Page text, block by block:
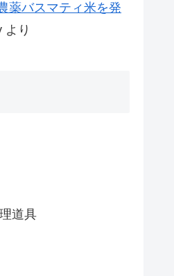
薬バスマティ米を発
より
道具